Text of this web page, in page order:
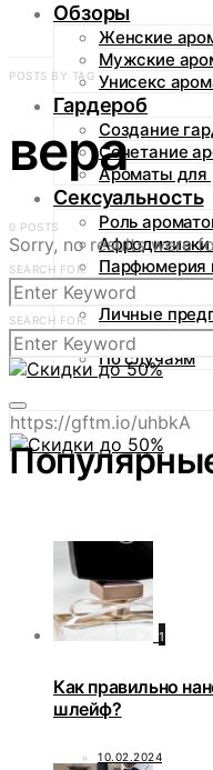
Обзоры
Женские
Мужские
Унисекс
Гардероб
Создание
Сочетание
Ароматы для
Сексуальность
Роль
Парфюмерия
Аромагид
Личные
По сезонам
По случаям
https://gftm.io/uhbkA
POSTS BY TAG
вера
0 POSTS
Sorry, no results were
SEARCH FOR:
SEARCH FOR:
1
Как правильно
шлейф?
10.02.2024